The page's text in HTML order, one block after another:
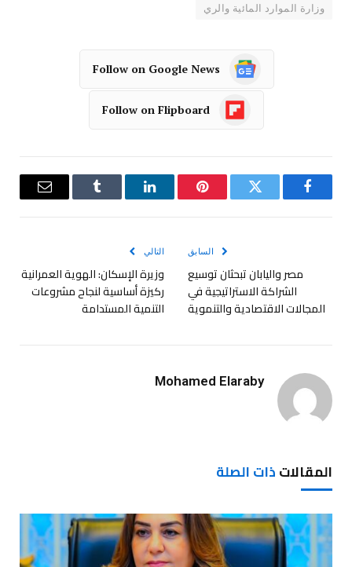
وزارة الموارد المائية والري
Follow on Google News
Follow on Flipboard
فيسبوك تويتر بينتيريستلينكدإن Tumblr
البريد
السابق
مصر واليابان تبحثان توسيع
الشراكة الاستراتيجية في
المجالات الاقتصادية والتنموية
التالي
وزيرة الإسكان: الهوية العمرانية
ركيزة أساسية لنجاح مشروعات
التنمية المستدامة
Mohamed Elaraby
المقالاتذات الصلة